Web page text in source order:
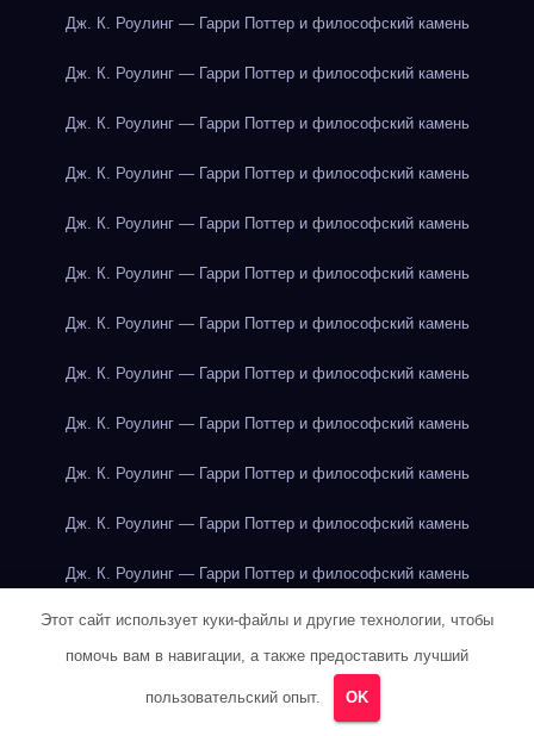
Дж. К. Роулинг — Гарри Поттер и философский камень
Дж. К. Роулинг — Гарри Поттер и философский камень
Дж. К. Роулинг — Гарри Поттер и философский камень
Дж. К. Роулинг — Гарри Поттер и философский камень
Дж. К. Роулинг — Гарри Поттер и философский камень
Дж. К. Роулинг — Гарри Поттер и философский камень
Дж. К. Роулинг — Гарри Поттер и философский камень
Дж. К. Роулинг — Гарри Поттер и философский камень
Дж. К. Роулинг — Гарри Поттер и философский камень
Дж. К. Роулинг — Гарри Поттер и философский камень
Дж. К. Роулинг — Гарри Поттер и философский камень
Дж. К. Роулинг — Гарри Поттер и философский камень
Дж. К. Роулинг — Гарри Поттер и философский камень
Дж. К. Роулинг — Гарри Поттер и философский камень
Дж. Р. Р. Толкин — Властелин колец
Этот сайт использует куки-файлы и другие технологии, чтобы
помочь вам в навигации, а также предоставить лучший
пользовательский опыт. OK